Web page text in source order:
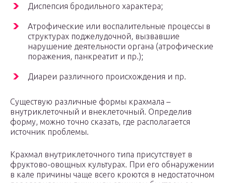
Диспепсия бродильного характера;
Атрофические или воспалительные процессы в
структурах поджелудочной, вызвавшие
нарушение деятельности органа (атрофические
поражения, панкреатит и пр.);
Диареи различного происхождения и пр.
Существую различные формы крахмала –
внутриклеточный и внеклеточный. Определив
форму, можно точно сказать, где располагается
источник проблемы.
Крахмал внутриклеточного типа присутствует в
фруктово-овощных культурах. При его обнаружении
в кале причины чаще всего кроются в недостаточном